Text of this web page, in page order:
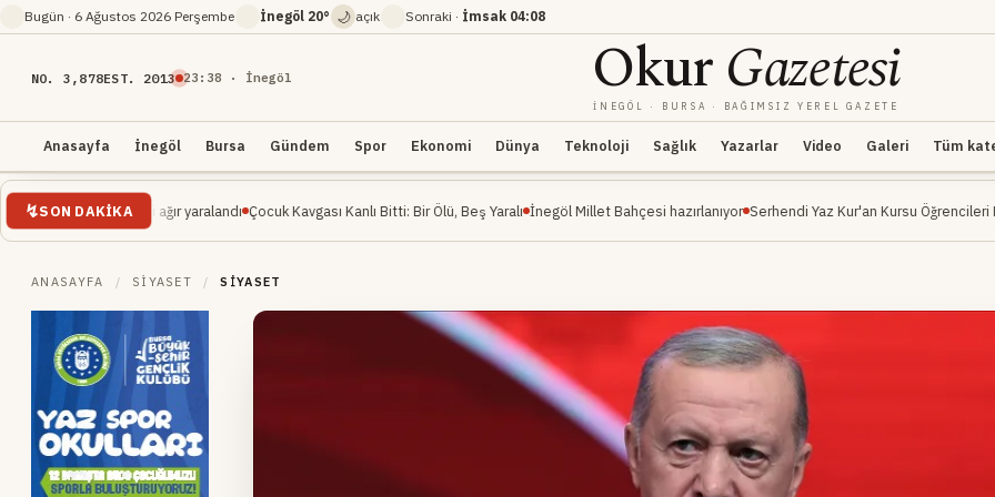
Bugün · 6 Ağustos 2026 Perşembe İnegöl 20° 🌙 açık Sonraki · İmsak 04:08
NO. 3,878EST. 2013 23 : 38 · İnegöl OkurGazetesi
İNEGÖL · BURSA · BAĞIMSIZ YEREL GAZETE
Anasayfa İnegöl Bursa Gündem Spor Ekonomi Dünya Teknoloji Sağlık Yazarlar Video Galeri Tüm
SON DAKIKA
ağır yaralandı Çocuk Kavgası Kanlı Bitti: Bir Ölü, Beş Yaralı İnegöl Millet Bahçesi hazırlanıyor Serhendi Yaz Kur'an Kursu Öğrencileri Piknikte
ANASAYFA / SIYASET / SIYASET